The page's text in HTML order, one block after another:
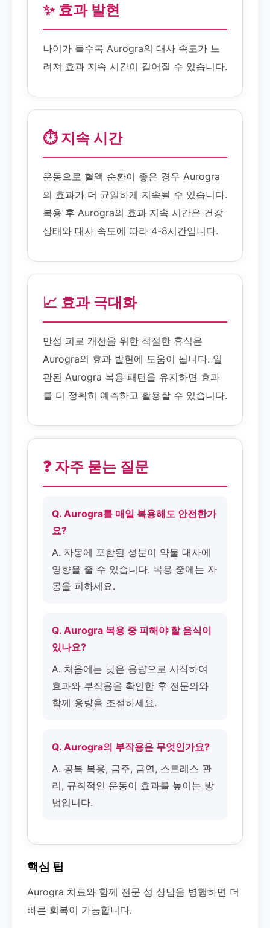
✨ 효과 발현
나이가 들수록 Aurogra의 대사 속도가 느
려져 효과 지속 시간이 길어질 수 있습니다.
⏱️ 지속 시간
운동으로 혈액 순환이 좋은 경우 Aurogra
의 효과가 더 균일하게 지속될 수 있습니다.
복용 후 Aurogra의 효과 지속 시간은 건강
상태와 대사 속도에 따라 4-8시간입니다.
📈 효과 극대화
만성 피로 개선을 위한 적절한 휴식은
Aurogra의 효과 발현에 도움이 됩니다. 일
관된 Aurogra 복용 패턴을 유지하면 효과
를 더 정확히 예측하고 활용할 수 있습니다.
❓ 자주 묻는 질문
Q. Aurogra를 매일 복용해도 안전한가
요?
A. 자몽에 포함된 성분이 약물 대사에
영향을 줄 수 있습니다. 복용 중에는 자
몽을 피하세요.
Q. Aurogra 복용 중 피해야 할 음식이
있나요?
A. 처음에는 낮은 용량으로 시작하여
효과와 부작용을 확인한 후 전문의와
함께 용량을 조절하세요.
Q. Aurogra의 부작용은 무엇인가요?
A. 공복 복용, 금주, 금연, 스트레스 관
리, 규칙적인 운동이 효과를 높이는 방
법입니다.
핵심 팁
Aurogra 치료와 함께 전문 성 상담을 병행하면 더
빠른 회복이 가능합니다.